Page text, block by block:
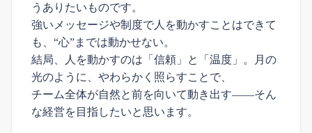
うありたいものです。
強いメッセージや制度で人を動かすことはできて
も、“心”までは動かせない。
結局、人を動かすのは「信頼」と「温度」。月の
光のように、やわらかく照らすことで、
チーム全体が自然と前を向いて動き出す――そん
な経営を目指したいと思います。